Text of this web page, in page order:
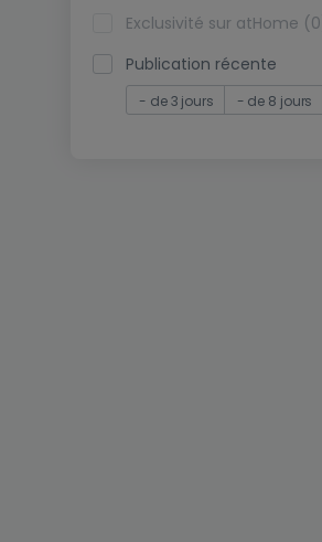
Exclusivité sur atHome
Publication récente
- de 3 jours - de 8 jours